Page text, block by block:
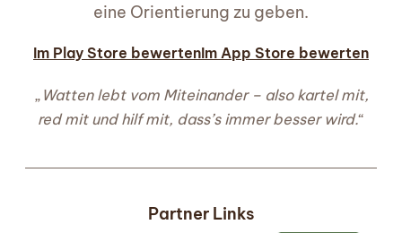
eine Orientierung zu geben.
Im Play Store bewertenIm App Store bewerten
„ Watten lebt vom Miteinander – also kartel mit,
red mit und hilf mit, dass’s immer besser wird.“
Partner Links